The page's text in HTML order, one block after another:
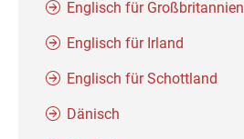
Englisch für Großbritannien
Englisch für Irland
Englisch für Schottland
Dänisch